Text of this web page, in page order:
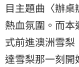
目主題曲〈辦
熱血氛圍。而
式前進澳洲雪
達雪梨那一刻